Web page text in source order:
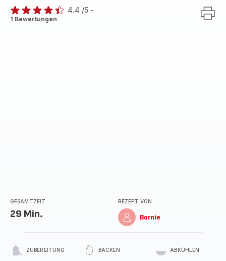
ratings.4.4
4.4 /5 -
1 Bewertungen
GESAMTZEIT
29 Min.
REZEPT VON
Bornie
ZUBEREITUNG BACKEN ABKÜHLEN